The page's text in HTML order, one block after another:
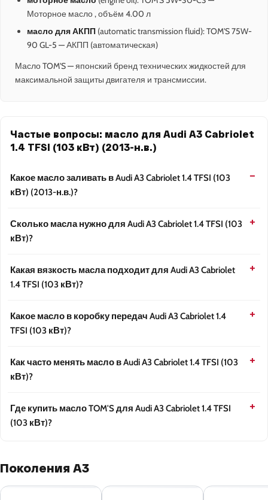
Моторное масло , объём 4.00 л
масло для АКПП (automatic transmission fluid): TOM'S 75W-
90 GL-5 — АКПП (автоматическая)
Масло TOM'S — японский бренд технических жидкостей для
максимальной защиты двигателя и трансмиссии.
Частые вопросы: масло для Audi A3 Cabriolet
1.4 TFSI (103 кВт) (2013-н.в.)
Какое масло заливать в Audi A3 Cabriolet 1.4 TFSI (103
кВт) (2013-н.в.)?
Сколько масла нужно для Audi A3 Cabriolet 1.4 TFSI (103
кВт)?
Какая вязкость масла подходит для Audi A3 Cabriolet
1.4 TFSI (103 кВт)?
Какое масло в коробку передач Audi A3 Cabriolet 1.4
TFSI (103 кВт)?
Как часто менять масло в Audi A3 Cabriolet 1.4 TFSI (103
кВт)?
Где купить масло TOM'S для Audi A3 Cabriolet 1.4 TFSI
(103 кВт)?
Поколения A3